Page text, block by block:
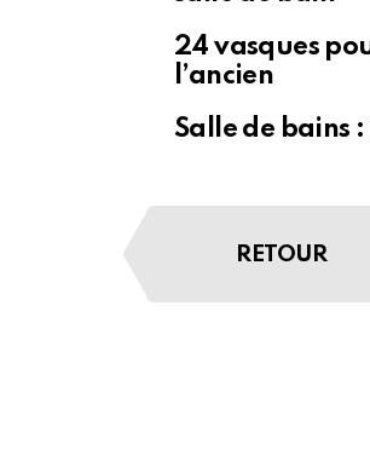
24 vasques
l’ancien
Salle de bains
RETOUR